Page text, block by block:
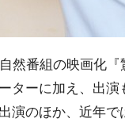
然番組の映画化『
ターに加え、出
演のほか、近年